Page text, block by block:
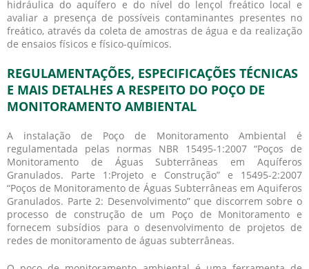
hidráulica do aquífero e do nível do lençol freático local e
avaliar a presença de possíveis contaminantes presentes no
freático, através da coleta de amostras de água e da realização
de ensaios físicos e físico-químicos.
REGULAMENTAÇÕES, ESPECIFICAÇÕES TÉCNICAS
E MAIS DETALHES A RESPEITO DO POÇO DE
MONITORAMENTO AMBIENTAL
A instalação de Poço de Monitoramento Ambiental é
regulamentada pelas normas NBR 15495-1:2007 “Poços de
Monitoramento de Águas Subterrâneas em Aquíferos
Granulados. Parte 1:Projeto e Construção” e 15495-2:2007
“Poços de Monitoramento de Águas Subterrâneas em Aquiferos
Granulados. Parte 2: Desenvolvimento” que discorrem sobre o
processo de construção de um Poço de Monitoramento e
fornecem subsídios para o desenvolvimento de projetos de
redes de monitoramento de águas subterrâneas.